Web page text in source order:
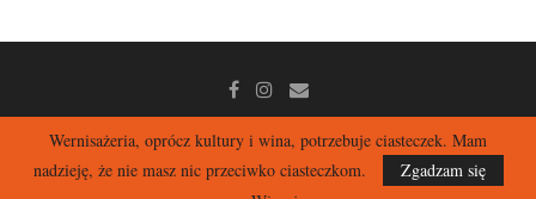
2026 | Wernisażeria – selekcja · sztuka · luksus kultury
Największy w Polsce blog o sztuce – recenzje wystaw i książek.
Wernisażeria, oprócz kultury i wina, potrzebuje ciasteczek. Mam
nadzieję, że nie masz nic przeciwko ciasteczkom.
Zgadzam się